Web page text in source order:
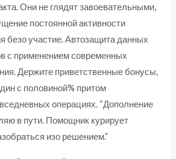
Они не глядят завоевательными,
постоянной активности
безо участие. Автозащита данных
с применением современных
Держите приветственные бонусы,
с половиной% притом
операциях. “Дополнение
в пути. Помощник курирует
изо решением.”